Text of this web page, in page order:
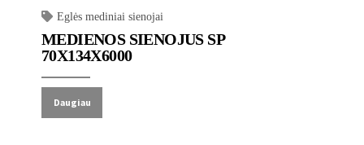
Eglės mediniai sienojai
MEDIENOS SIENOJUS SP
70X134X6000
Daugiau